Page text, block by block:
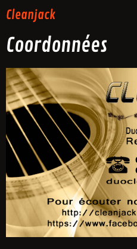
Cleanjack
Accueil
Photos
Vidéos
Contact
Coordonnées